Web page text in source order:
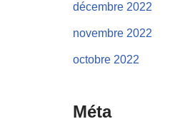
décembre 2022
novembre 2022
octobre 2022
Méta